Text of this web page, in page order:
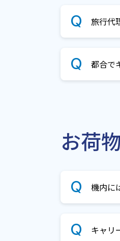
旅行代
都合で
お荷
機内に
キャリ